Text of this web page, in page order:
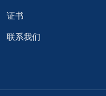
证书
联系我们